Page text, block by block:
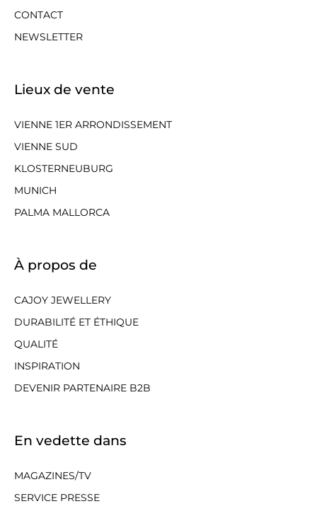
CONTACT
NEWSLETTER
Lieux de vente
VIENNE 1ER ARRONDISSEMENT
VIENNE SUD
KLOSTERNEUBURG
MUNICH
PALMA MALLORCA
À propos de
CAJOY JEWELLERY
DURABILITÉ ET ÉTHIQUE
QUALITÉ
INSPIRATION
DEVENIR PARTENAIRE B2B
En vedette dans
MAGAZINES/TV
SERVICE PRESSE